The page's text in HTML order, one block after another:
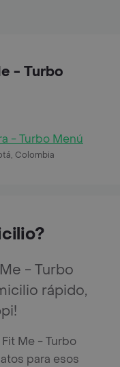
- Turbo
- Turbo Menú
Colombia
- Turbo
rápido,
Me - Turbo
para esos